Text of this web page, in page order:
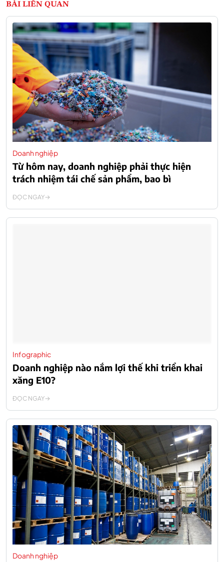
BÀI LIÊN QUAN
Doanh nghiệp
Từ hôm nay, doanh nghiệp phải thực hiện
trách nhiệm tái chế sản phẩm, bao bì
ĐỌC NGAY
Infographic
Doanh nghiệp nào nắm lợi thế khi triển khai
xăng E10?
ĐỌC NGAY
Doanh nghiệp